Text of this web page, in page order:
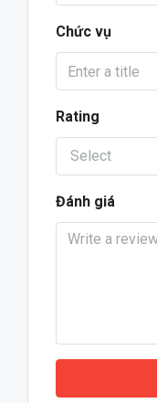
Chức vụ
Rating
Select
Đánh giá